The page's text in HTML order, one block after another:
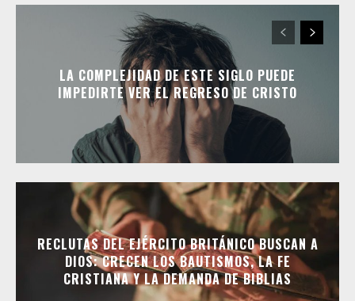
LA COMPLEJIDAD DE ESTE SIGLO PUEDE
IMPEDIRTE VER EL REGRESO DE CRISTO
RECLUTAS DEL EJÉRCITO BRITÁNICO BUSCAN A
DIOS: CRECEN LOS BAUTISMOS, LA FE
CRISTIANA Y LA DEMANDA DE BIBLIAS